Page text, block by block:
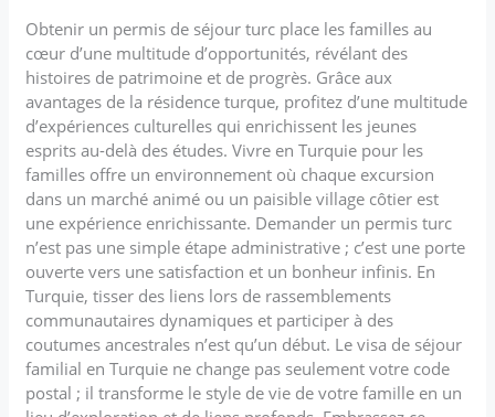
Obtenir un permis de séjour turc place les familles au
cœur d’une multitude d’opportunités, révélant des
histoires de patrimoine et de progrès. Grâce aux
avantages de la résidence turque, profitez d’une multitude
d’expériences culturelles qui enrichissent les jeunes
esprits au-delà des études. Vivre en Turquie pour les
familles offre un environnement où chaque excursion
dans un marché animé ou un paisible village côtier est
une expérience enrichissante. Demander un permis turc
n’est pas une simple étape administrative ; c’est une porte
ouverte vers une satisfaction et un bonheur infinis. En
Turquie, tisser des liens lors de rassemblements
communautaires dynamiques et participer à des
coutumes ancestrales n’est qu’un début. Le visa de séjour
familial en Turquie ne change pas seulement votre code
postal ; il transforme le style de vie de votre famille en un